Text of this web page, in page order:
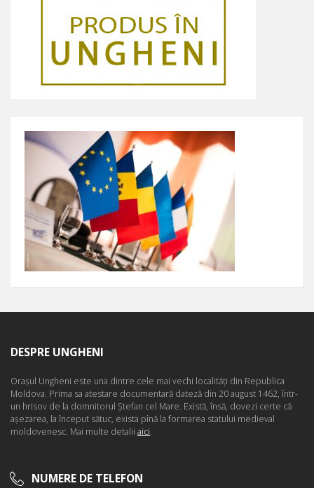
DESPRE UNGHENI
Oraşul Ungheni este una dintre cele mai vechi localităţi din Republica
Moldova. Prima sa atestare documentară dateză din 20 august 1462, într-
un hrisov de la domnitorul Ştefan cel Mare. Există, însă, dovezi certe că
aşezarea, la început sătuc, exista pînă la formarea statului medieval
moldovenesc. Mai multe detalii aici.
NUMERE DE TELEFON